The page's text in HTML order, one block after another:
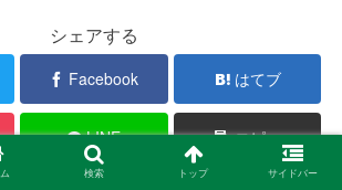
シェアする
Facebook はてブ
LINE コピー
検索 トップ サイドバー